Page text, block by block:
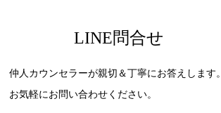
LINE問合せ
仲人カウンセラーが親切＆丁寧にお答えします。
お気軽にお問い合わせください。